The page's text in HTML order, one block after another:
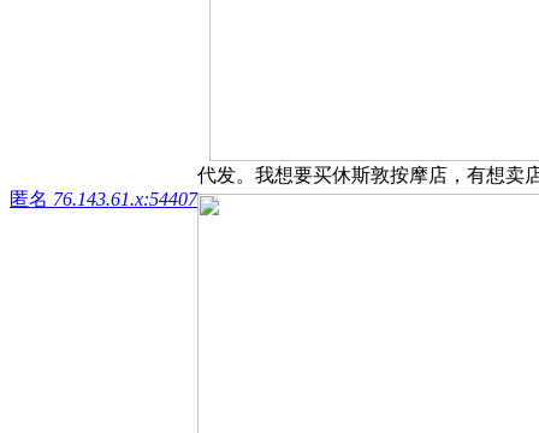
匿名 76.143.61.x:54407
代发。我想要买休斯敦按摩店，有想卖